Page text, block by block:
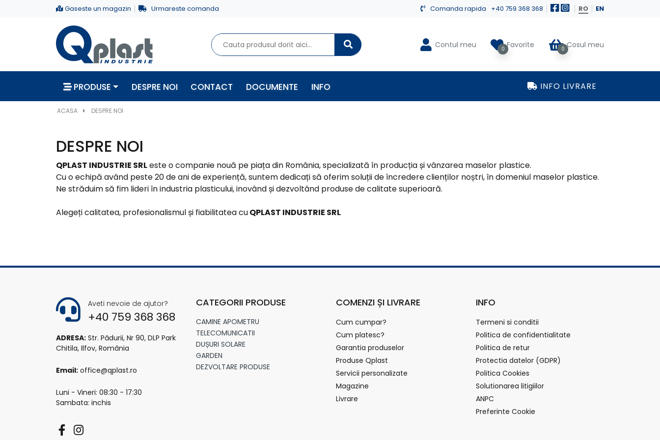
Gaseste un magazin Urmareste comanda Comanda rapida +40 759 368 368 RO EN
Contul meu 0 Favorite 0 Cosul meu
PRODUSE DESPRE NOI CONTACT DOCUMENTE INFO INFO LIVRARE
ACASA DESPRE NOI
DESPRE NOI
QPLAST INDUSTRIE SRLeste o companie nouă pe piața din România, specializată în producția și vânzarea maselor plastice.
Cu o echipă având peste 20 de ani de experiență, suntem dedicați să oferim soluții de încredere clienților noștri, în domeniul maselor plastice.
Ne străduim să fim lideri în industria plasticului, inovând și dezvoltând produse de calitate superioară.
Alegeți calitatea, profesionalismul și fiabilitatea cuQPLAST INDUSTRIE SRL
Aveti nevoie de ajutor?
+40 759 368 368
ADRESA: Str. Pădurii, Nr 90, DLP Park
Chitila, Ilfov, România
Email: office@qplast.ro
Luni - Vineri: 08:30 - 17:30
Sambata: inchis
CATEGORII PRODUSE
CAMINE APOMETRU
TELECOMUNICATII
DUȘURI SOLARE
GARDEN
DEZVOLTARE PRODUSE
COMENZI ȘI LIVRARE
Cum cumpar?
Cum platesc?
Garantia produselor
Produse Qplast
Servicii personalizate
Magazine
Livrare
INFO
Termeni si conditii
Politica de confidentialitate
Politica de retur
Protectia datelor (GDPR)
Politica Cookies
Solutionarea litigiilor
ANPC
Preferinte Cookie